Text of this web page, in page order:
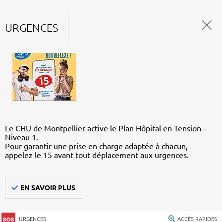
URGENCES
Le CHU de Montpellier active le Plan Hôpital en Tension –
Niveau 1.
Pour garantir une prise en charge adaptée à chacun,
appelez le 15 avant tout déplacement aux urgences.
EN SAVOIR PLUS
URGENCES ACCÈS RAPIDES